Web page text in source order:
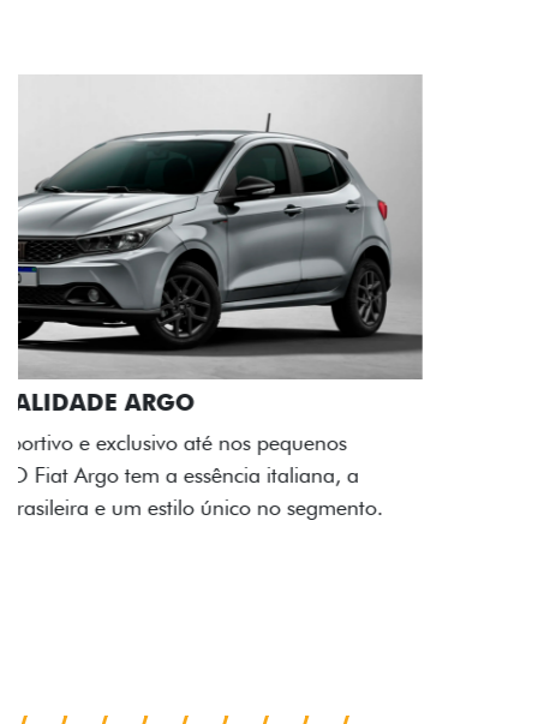
ACABAMENTO E DESIGN INTERNO
A flag italiana e o novo logo Fiat também aparecem
no interior do carro, que possui acabamento
impecável e detalhes escurecidos.